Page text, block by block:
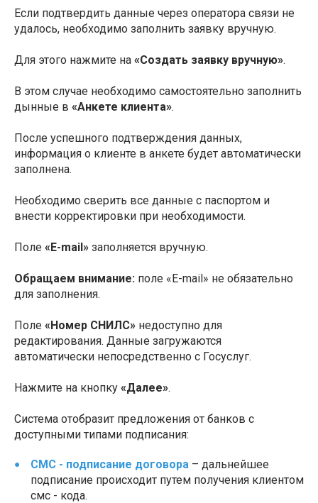
Если подтвердить данные через оператора связи не
удалось, необходимо заполнить заявку вручную.
Для этого нажмите на «Создать заявку вручную».
В этом случае необходимо самостоятельно заполнить
дынные в «Анкете клиента».
После успешного подтверждения данных,
информация о клиенте в анкете будет автоматически
заполнена.
Необходимо сверить все данные с паспортом и
внести корректировки при необходимости.
Поле «E-mail» заполняется вручную.
Обращаем внимание: поле «E-mail» не обязательно
для заполнения.
Поле «Номер СНИЛС» недоступно для
редактирования. Данные загружаются
автоматически непосредственно с Госуслуг.
Нажмите на кнопку «Далее».
Система отобразит предложения от банков с
доступными типами подписания:
СМС - подписание договора– дальнейшее
подписание происходит путем получения клиентом
смс - кода.